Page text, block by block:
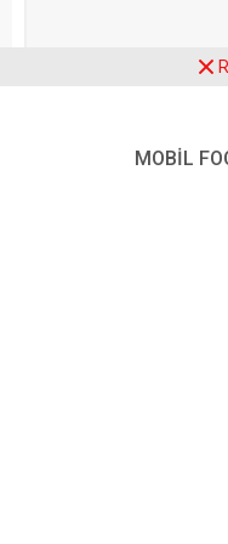
savunma uzmanlarıyla
açıkladı. Yeni...MOBİL